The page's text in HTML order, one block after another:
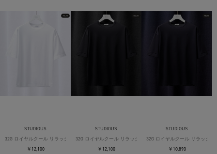
STUDIOUS
32G ロイヤルクール リラックスTシャツ
￥12,100
STUDIOUS
32G ロイヤルクール リラックスTシャツ
￥12,100
STUDIOUS
32G ロイヤルクール リラックス
￥10,890